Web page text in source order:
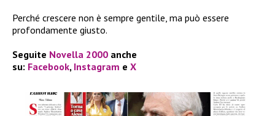
Perché crescere non è sempre gentile, ma può essere
profondamente giusto.
Seguite Novella 2000 anche
su: Facebook, Instagram e X